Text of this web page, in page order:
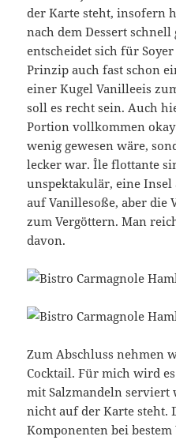
der Karte steht, insofern
nach dem Dessert
entscheidet sich für
Prinzip auch fast schon
einer Kugel Vanilleeis
soll es recht sein. Auch
Portion vollkommen
wenig gewesen wäre,
lecker war. Île flottante
unspektakulär, eine Insel
auf Vanillesoße, aber die
zum Vergöttern. Man
davon.
Zum Abschluss nehmen
Cocktail. Für mich wird
mit Salzmandeln
nicht auf der Karte steht.
Komponenten bei